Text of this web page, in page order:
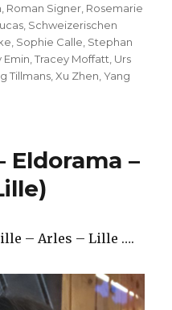
Roman Signer Rosemarie
Schweizerischen
Sophie Calle Stephan
Emin ,Tracey Moffatt Urs
Tillmans ,Xu Zhen ,Yang
Eldorama –
– Arles – Lille ….